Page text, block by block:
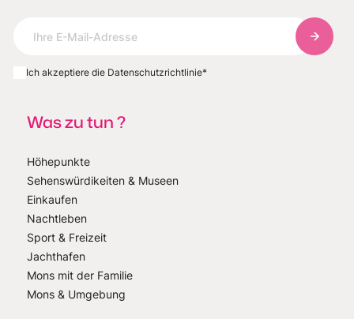
Ich akzeptiere die Datenschutzrichtlinie*
Was zu tun ?
Höhepunkte
Sehenswürdikeiten & Museen
Einkaufen
Nachtleben
Sport & Freizeit
Jachthafen
Mons mit der Familie
Mons & Umgebung